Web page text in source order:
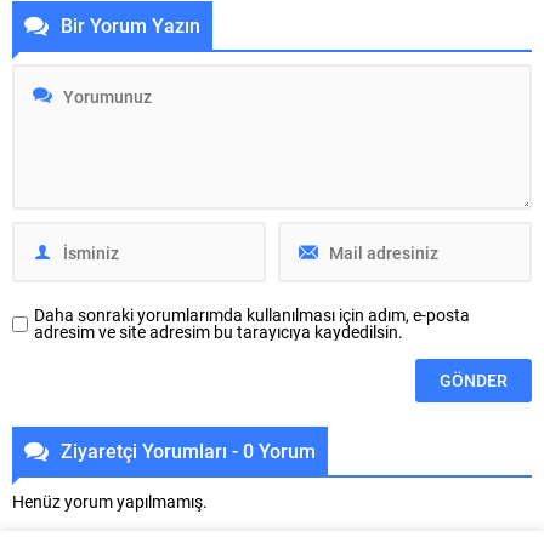
simgeler. Hayatımızda kontrol
edemediğimiz birçok durumla
karşılaşırız; iş, ilişkiler veya
finansal sorunlar gibi. Bu tür
rüyalar, bu belirsizliklerin bir
Bir Yorum Yazın
Daha sonraki yorumlarımda kullanılması için adım, e-posta
adresim ve site adresim bu tarayıcıya kaydedilsin.
Ziyaretçi Yorumları - 0 Yorum
Henüz yorum yapılmamış.